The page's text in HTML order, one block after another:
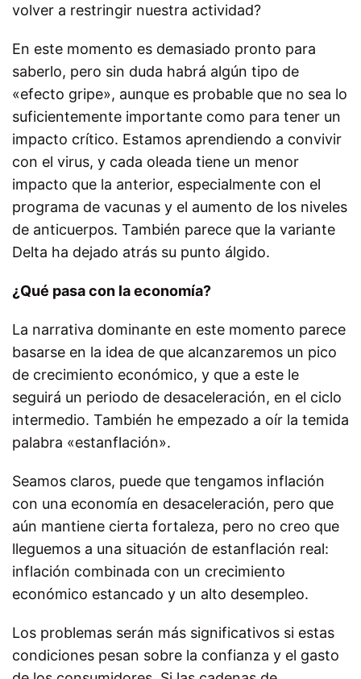
volver a restringir nuestra actividad?
En este momento es demasiado pronto para
saberlo, pero sin duda habrá algún tipo de
«efecto gripe», aunque es probable que no sea lo
suficientemente importante como para tener un
impacto crítico. Estamos aprendiendo a convivir
con el virus, y cada oleada tiene un menor
impacto que la anterior, especialmente con el
programa de vacunas y el aumento de los niveles
de anticuerpos. También parece que la variante
Delta ha dejado atrás su punto álgido.
¿Qué pasa con la economía?
La narrativa dominante en este momento parece
basarse en la idea de que alcanzaremos un pico
de crecimiento económico, y que a este le
seguirá un periodo de desaceleración, en el ciclo
intermedio. También he empezado a oír la temida
palabra «estanflación».
Seamos claros, puede que tengamos inflación
con una economía en desaceleración, pero que
aún mantiene cierta fortaleza, pero no creo que
lleguemos a una situación de estanflación real:
inflación combinada con un crecimiento
económico estancado y un alto desempleo.
Los problemas serán más significativos si estas
condiciones pesan sobre la confianza y el gasto